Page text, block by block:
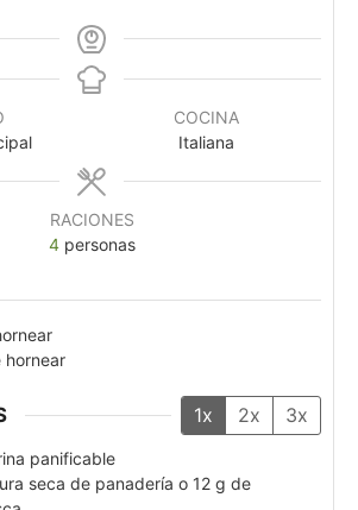
COCINA
Italiana
RACIONES
4 personas
hornear
1x 2x 3x
panificable
seca de panadería o 12 g de